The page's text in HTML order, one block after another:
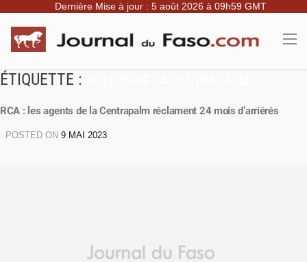
Dernière Mise à jour : 5 août 2026 à 09h59 GMT
ÉTIQUETTE :
RCA : les agents de la Centrapalm réclament 24 mois d’arriérés
POSTED ON 9 MAI 2023